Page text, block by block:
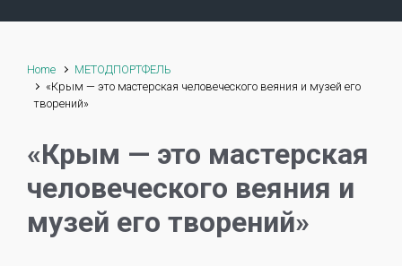
Home
МЕТОДПОРТФЕЛЬ
«Крым — это мастерская человеческого веяния и музей его
творений»
«Крым — это мастерская
человеческого веяния и
музей его творений»